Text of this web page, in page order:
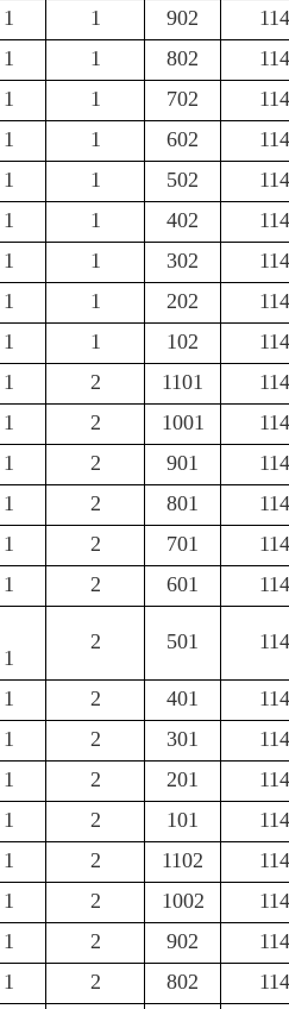
1 1 902
1 1 802
1 1 702
1 1 602
1 1 502
1 1 402
1 1 302
1 1 202
1 1 102
1 2 1101
1 2 1001
1 2 901
1 2 801
1 2 701
1 2 601
1
2 501
1 2 401
1 2 301
1 2 201
1 2 101
1 2 1102
1 2 1002
1 2 902
1 2 802